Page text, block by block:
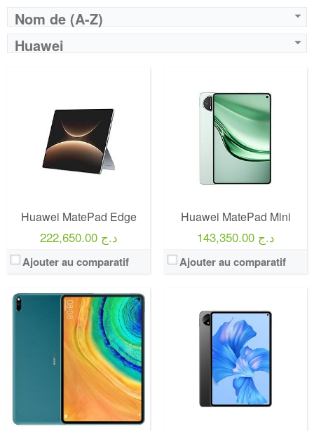
Nom de (A-Z)
Huawei
Huawei MatePad Edge
222,650.00 د.ج
Ajouter au comparatif
Huawei MatePad Mini
143,350.00 د.ج
Ajouter au comparatif